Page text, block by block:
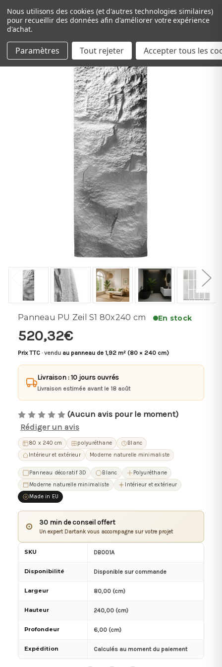
Passer au contenu principal
Panneau PU Zeil S1 80x240 cm En stock
520,32€
Prix TTC · vendu au panneau de 1,92 m² (80 × 240 cm)
Livraison : 10 jours ouvrés
Livraison estimée avant le 18 août
(Aucun avis pour le moment)
Rédiger un avis
80 x 240 cm polyuréthane
Blanc
Intérieur et extérieur
Moderne naturelle minimaliste
Panneau décoratif 3D Blanc
Polyuréthane
Moderne naturelle minimaliste
Intérieur et extérieur
Made in EU
⊙ 30 min de conseil offert
Un expert Dartank vous accompagne sur votre projet
SKU DB001A
Disponibilité Disponible sur commande
Largeur 80,00 (cm)
Hauteur 240,00 (cm)
Profondeur 6,00 (cm)
Expédition Calculés au moment du paiement
Nous utilisons des cookies (et d'autres technologies similaires)
pour recueillir des données afin d'améliorer votre expérience
d'achat.
Paramètres Tout rejeter Accepter tous les